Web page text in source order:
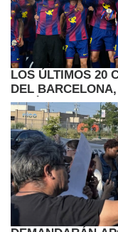
LOS ÚLTIMOS 20
DEL
ATLÉTICO